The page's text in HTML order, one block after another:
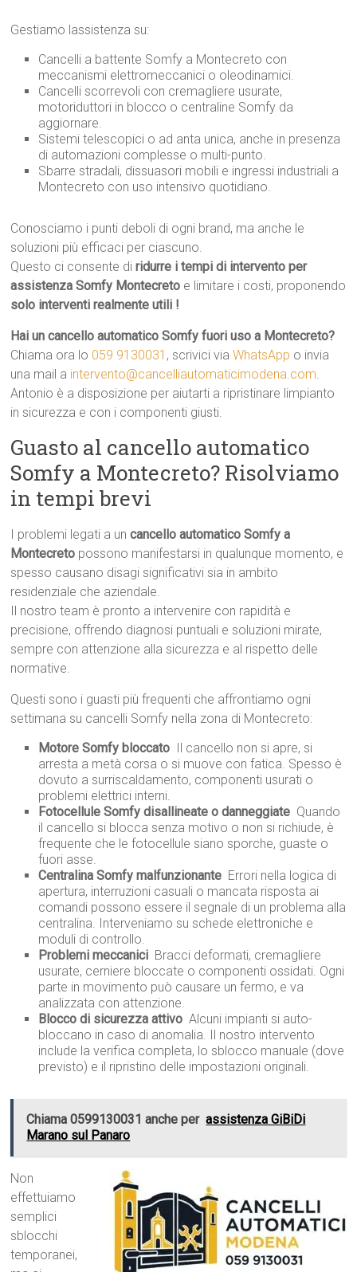
Gestiamo lassistenza su:
Cancelli a battente Somfy a Montecreto con
meccanismi elettromeccanici o oleodinamici.
Cancelli scorrevoli con cremagliere usurate,
motoriduttori in blocco o centraline Somfy da
aggiornare.
Sistemi telescopici o ad anta unica, anche in presenza
di automazioni complesse o multi-punto.
Sbarre stradali, dissuasori mobili e ingressi industriali a
Montecreto con uso intensivo quotidiano.
Conosciamo i punti deboli di ogni brand, ma anche le
soluzioni più efficaci per ciascuno.
Questo ci consente diridurre i tempi di intervento per
assistenza Somfy Montecreto e limitare i costi, proponendo
solo interventi realmente utili !
Hai un cancello automatico Somfy fuori uso a Montecreto?
Chiama ora lo 059 9130031 , scrivici viaWhatsApp o invia
una mail a intervento@cancelliautomaticimodena.com.
Antonio è a disposizione per aiutarti a ripristinare limpianto
in sicurezza e con i componenti giusti.
Guasto al cancello automatico
Somfy a Montecreto? Risolviamo
in tempi brevi
I problemi legati a uncancello automatico Somfy a
Montecreto possono manifestarsi in qualunque momento, e
spesso causano disagi significativi sia in ambito
residenziale che aziendale.
Il nostro team è pronto a intervenire con rapidità e
precisione, offrendo diagnosi puntuali e soluzioni mirate,
sempre con attenzione alla sicurezza e al rispetto delle
normative.
Questi sono i guasti più frequenti che affrontiamo ogni
settimana su cancelli Somfy nella zona di Montecreto:
Motore Somfy bloccato  Il cancello non si apre, si
arresta a metà corsa o si muove con fatica. Spesso è
dovuto a surriscaldamento, componenti usurati o
problemi elettrici interni.
Fotocellule Somfy disallineate o danneggiate  Quando
il cancello si blocca senza motivo o non si richiude, è
frequente che le fotocellule siano sporche, guaste o
fuori asse.
Centralina Somfy malfunzionante  Errori nella logica di
apertura, interruzioni casuali o mancata risposta ai
comandi possono essere il segnale di un problema alla
centralina. Interveniamo su schede elettroniche e
moduli di controllo.
Problemi meccanici  Bracci deformati, cremagliere
usurate, cerniere bloccate o componenti ossidati. Ogni
parte in movimento può causare un fermo, e va
analizzata con attenzione.
Blocco di sicurezza attivo  Alcuni impianti si auto-
bloccano in caso di anomalia. Il nostro intervento
include la verifica completa, lo sblocco manuale (dove
previsto) e il ripristino delle impostazioni originali.
Chiama 0599130031 anche per assistenza GiBiDi
Marano sul Panaro
Non
effettuiamo
semplici
sblocchi
temporanei,